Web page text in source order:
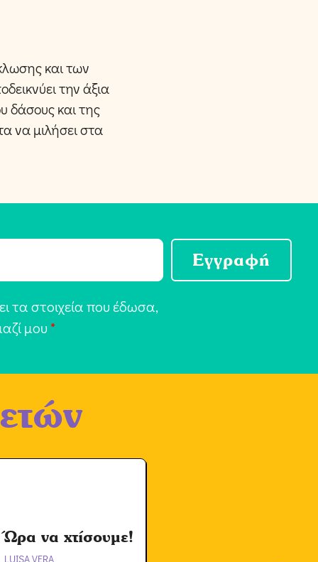
και των
την άξια
δάσους και της
να μιλήσει στα
τα στοιχεία που έδωσα,
μου *
Εγγραφή
Ώρα να χτίσουμε!
LUISA VERA